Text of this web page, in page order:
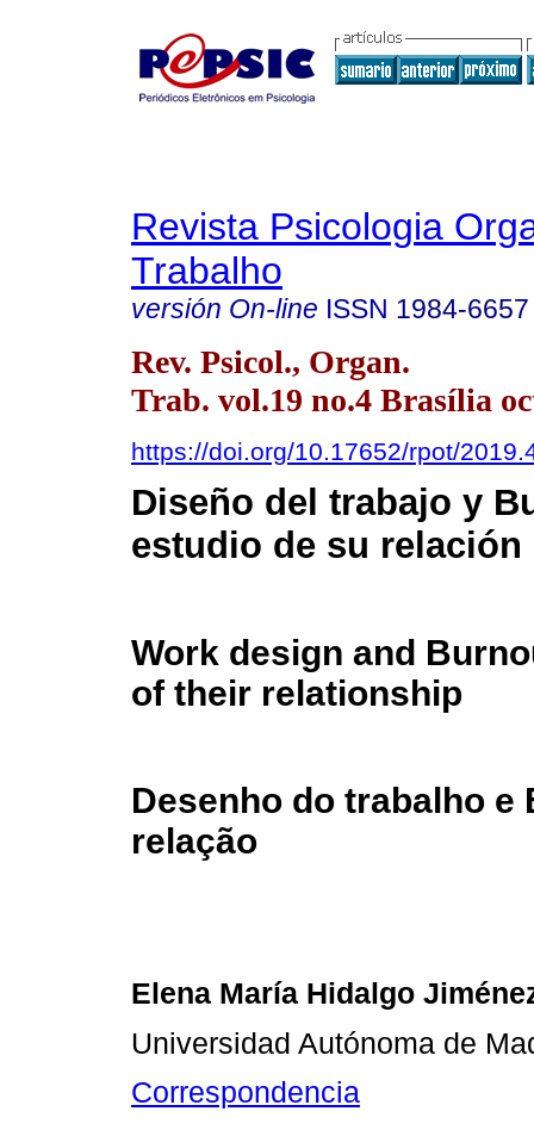
Revista Psicologia
Trabalho
versión On-line ISSN 1984-6657
Rev. Psicol., Organ.
Trab. vol.19 no.4 Brasília
https://doi.org/10.17652/rpot/
Diseño del trabajo y
estudio de su relación
Work design and
of their relationship
Desenho do trabalho
relação
Elena María Hidalgo
Universidad Autónoma de
Correspondencia